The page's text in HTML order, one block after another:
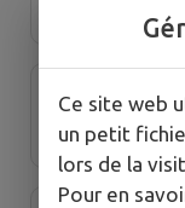
Club
Ce site web
un petit
lors de la
Pour en